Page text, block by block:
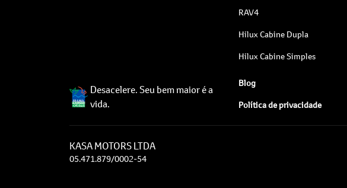
Desacelere. Seu bem maior é a
vida.
RAV4
Hilux Cabine Dupla
Hilux Cabine Simples
Blog
Política de privacidade
KASA MOTORS LTDA
05.471.879/0002-54